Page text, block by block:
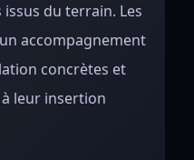
du terrain. Les
accompagnement
concrètes et
leur insertion